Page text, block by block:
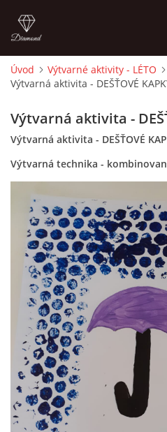
ÚVOD
O MĚ
FOTOALBUM
DĚJINY VÝTVARNÉHO UMĚNÍ
NOVINKY ZE ŠKOLSTVÍ 2025
ROČNÍ PLÁN - INSPIRACE /DLE
VZDĚLÁVACÍ BLOK ZÁŘÍ
VZDĚLÁVACÍ BLOK ŘÍJEN
VZDĚLÁVACÍ BLOK LISTOPAD
Úvod
Výtvarné aktivity - LÉTO
Výtvarná aktivita - DEŠŤOVÉ
Výtvarná aktivita -
Výtvarná aktivita - DEŠŤOVÉ
Výtvarná technika -